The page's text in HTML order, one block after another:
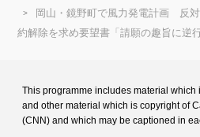
岡山・鏡野町で風力発電計画 反
約解除を求め要望書「請願の趣旨に逆
This programme includes material which
and other material which is copyright of
(CNN) and which may be captioned in